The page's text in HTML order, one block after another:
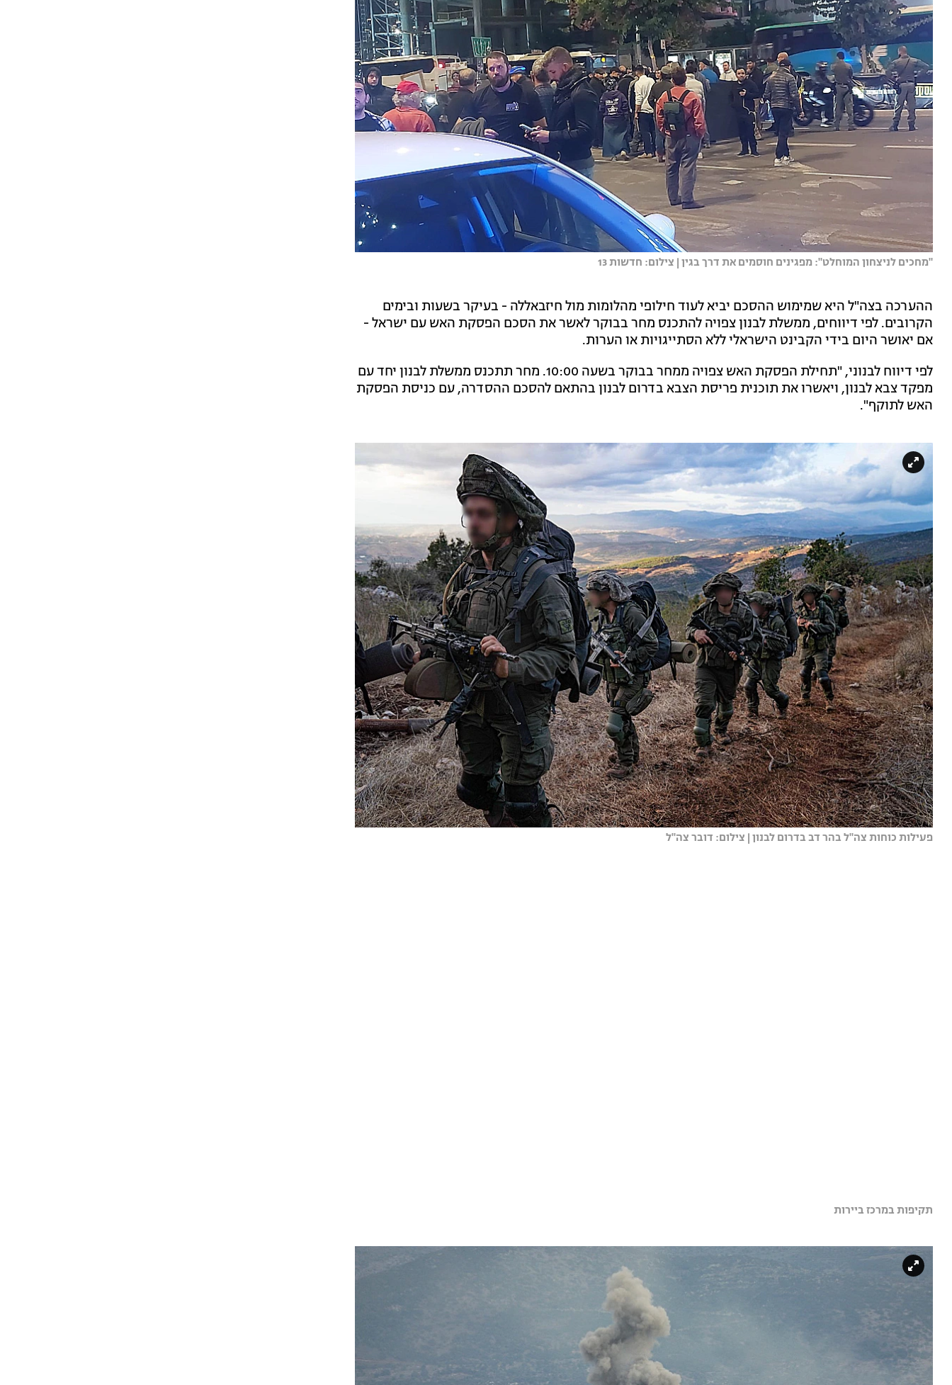
"מחכים לניצחון המוחלט": מפגינים חוסמים את דרך בגין | צילום: חדשות 13
ההערכה בצה"ל היא שמימוש ההסכם יביא לעוד חילופי מהלומות מול חיזבאללה - בעיקר בשעות ובימים
הקרובים. לפי דיווחים, ממשלת לבנון צפויה להתכנס מחר בבוקר לאשר את הסכם הפסקת האש עם ישראל -
אם יאושר היום בידי הקבינט הישראלי ללא הסתייגויות או הערות.
לפי דיווח לבנוני, "תחילת הפסקת האש צפויה ממחר בבוקר בשעה 10:00. מחר תתכנס ממשלת לבנון יחד עם
מפקד צבא לבנון, ויאשרו את תוכנית פריסת הצבא בדרום לבנון בהתאם להסכם ההסדרה, עם כניסת הפסקת
האש לתוקף".
פעילות כוחות צה"ל בהר דב בדרום לבנון | צילום: דובר צה"ל
תקיפות במרכז ביירות